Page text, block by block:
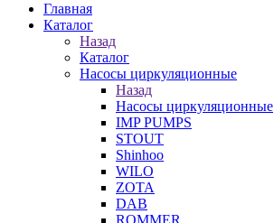
Главная
Каталог
Назад
Каталог
Насосы циркуляционные
Назад
Насосы циркуляционные
IMP PUMPS
STOUT
Shinhoo
WILO
ZOTA
DAB
ROMMER